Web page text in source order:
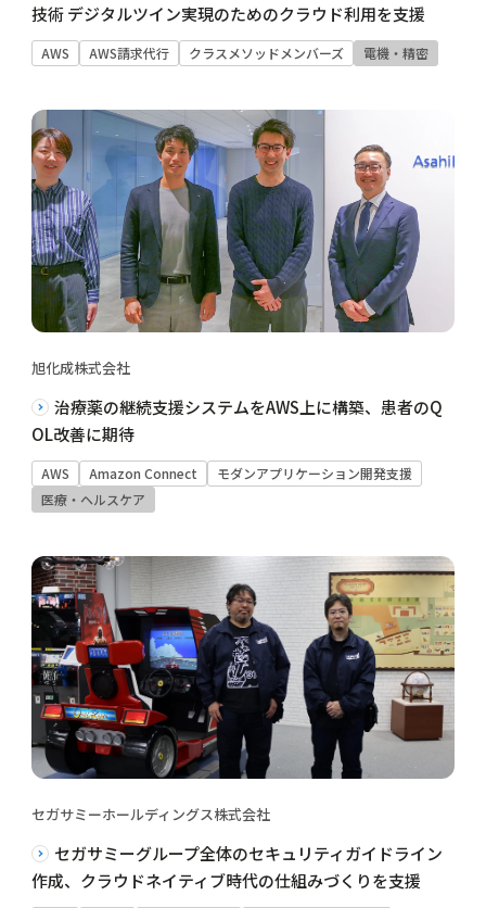
技術 デジタルツイン実現のためのクラウド利用を支援
AWS AWS請求代行 クラスメソッドメンバーズ 電機・精密
旭化成株式会社
治療薬の継続支援システムをAWS上に構築、患者のQ
OL改善に期待
AWS Amazon Connect
モダンアプリケーション開発支援
医療・ヘルスケア
セガサミーホールディングス株式会社
セガサミーグループ全体のセキュリティガイドライン
作成、クラウドネイティブ時代の仕組みづくりを支援